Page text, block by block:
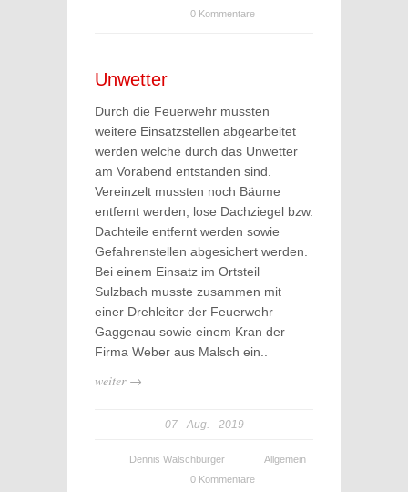
0 Kommentare
Unwetter
Durch die Feuerwehr mussten
weitere Einsatzstellen abgearbeitet
werden welche durch das Unwetter
am Vorabend entstanden sind.
Vereinzelt mussten noch Bäume
entfernt werden, lose Dachziegel bzw.
Dachteile entfernt werden sowie
Gefahrenstellen abgesichert werden.
Bei einem Einsatz im Ortsteil
Sulzbach musste zusammen mit
einer Drehleiter der Feuerwehr
Gaggenau sowie einem Kran der
Firma Weber aus Malsch ein..
weiter →
07 Aug. 2019
Dennis Walschburger
Allgemein
0 Kommentare